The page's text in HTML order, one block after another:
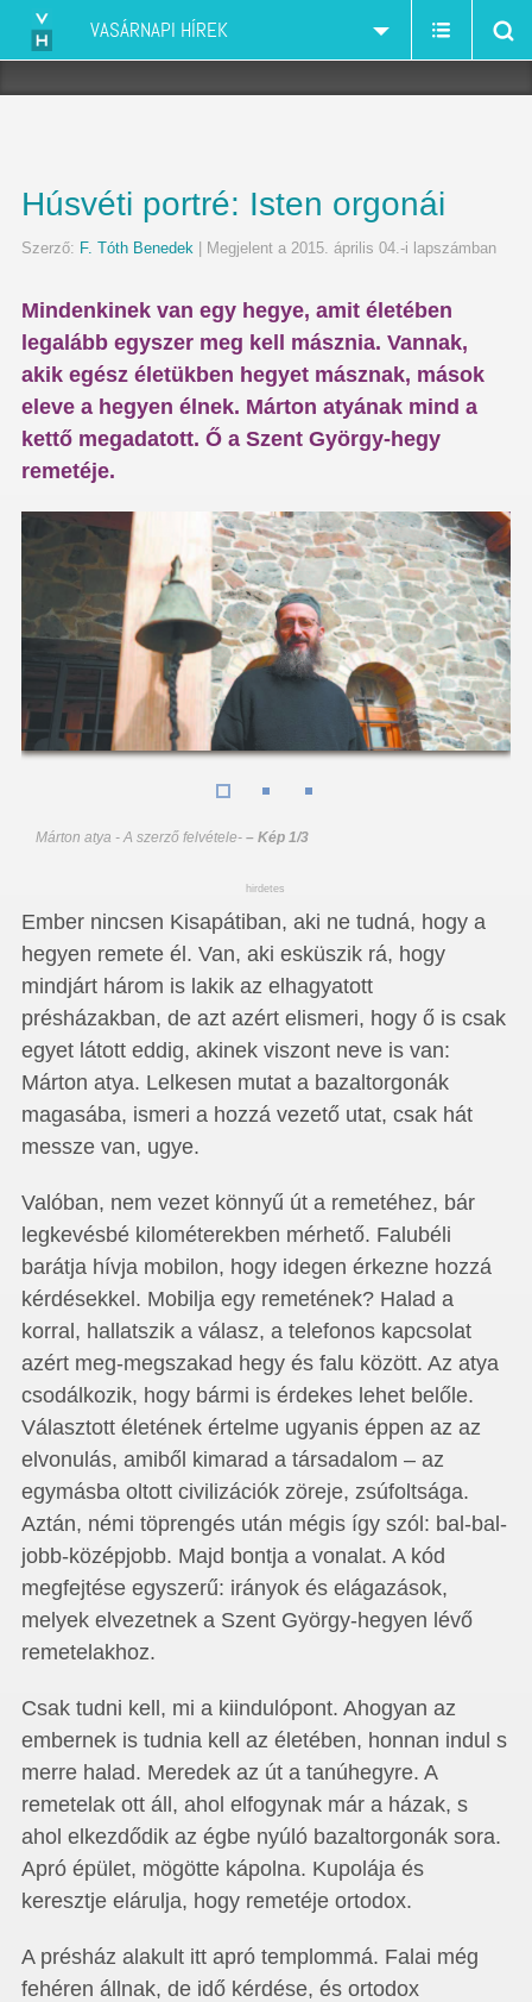
VASÁRNAPI HÍREK
Húsvéti portré: Isten orgonái
Szerző: F. Tóth Benedek| Megjelent a 2015. április 04.-i lapszámban
Mindenkinek van egy hegye, amit életében
legalább egyszer meg kell másznia. Vannak,
akik egész életükben hegyet másznak, mások
eleve a hegyen élnek. Márton atyának mind a
kettő megadatott. Ő a Szent György-hegy
remetéje.
Márton atya - A szerző felvétele-– Kép 1/3
hirdetes
Ember nincsen Kisapátiban, aki ne tudná, hogy a
hegyen remete él. Van, aki esküszik rá, hogy
mindjárt három is lakik az elhagyatott
présházakban, de azt azért elismeri, hogy ő is csak
egyet látott eddig, akinek viszont neve is van:
Márton atya. Lelkesen mutat a bazaltorgonák
magasába, ismeri a hozzá vezető utat, csak hát
messze van, ugye.
Valóban, nem vezet könnyű út a remetéhez, bár
legkevésbé kilométerekben mérhető. Falubéli
barátja hívja mobilon, hogy idegen érkezne hozzá
kérdésekkel. Mobilja egy remetének? Halad a
korral, hallatszik a válasz, a telefonos kapcsolat
azért meg-megszakad hegy és falu között. Az atya
csodálkozik, hogy bármi is érdekes lehet belőle.
Választott életének értelme ugyanis éppen az az
elvonulás, amiből kimarad a társadalom – az
egymásba oltott civilizációk zöreje, zsúfoltsága.
Aztán, némi töprengés után mégis így szól: bal-bal-
jobb-középjobb. Majd bontja a vonalat. A kód
megfejtése egyszerű: irányok és elágazások,
melyek elvezetnek a Szent György-hegyen lévő
remetelakhoz.
Csak tudni kell, mi a kiindulópont. Ahogyan az
embernek is tudnia kell az életében, honnan indul s
merre halad. Meredek az út a tanúhegyre. A
remetelak ott áll, ahol elfogynak már a házak, s
ahol elkezdődik az égbe nyúló bazaltorgonák sora.
Apró épület, mögötte kápolna. Kupolája és
keresztje elárulja, hogy remetéje ortodox.
A présház alakult itt apró templommá. Falai még
fehéren állnak, de idő kérdése, és ortodox